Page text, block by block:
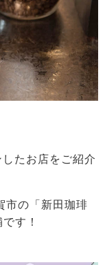
たお店をご紹介
市の「新田珈琲
す！